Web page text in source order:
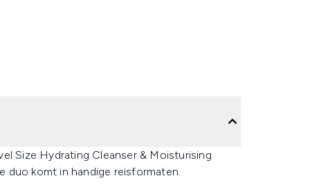
Size Hydrating Cleanser & Moisturising
duo komt in handige reisformaten.